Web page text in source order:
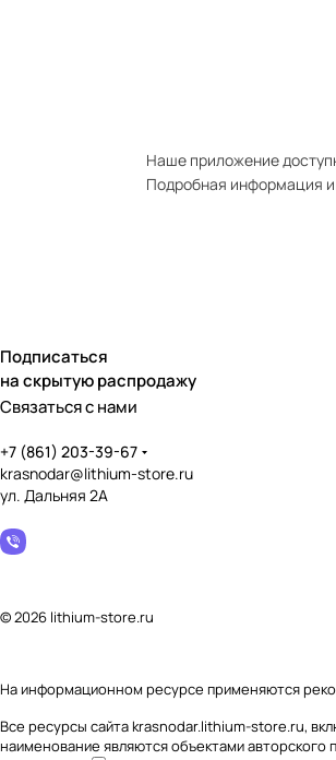
Наше приложение
Подробная информация
Подписаться
на скрытую распродажу
Связаться с нами
+7 (861) 203-39-67
krasnodar@lithium-store.ru
ул. Дальняя 2А
© 2026 lithium-store.ru
На информационном ресурсе применяются
Все ресурсы сайта krasnodar.lithium-store.ru,
наименование являются объектами